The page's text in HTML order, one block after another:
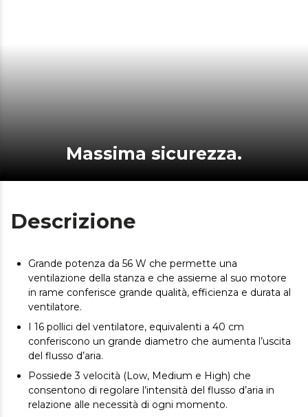
Massima sicurezza.
Descrizione
Grande potenza da 56 W che permette una
ventilazione della stanza e che assieme al suo motore
in rame conferisce grande qualità, efficienza e durata al
ventilatore.
I 16 pollici del ventilatore, equivalenti a 40 cm
conferiscono un grande diametro che aumenta l’uscita
del flusso d’aria.
Possiede 3 velocità (Low, Medium e High) che
consentono di regolare l’intensità del flusso d’aria in
relazione alle necessità di ogni momento.